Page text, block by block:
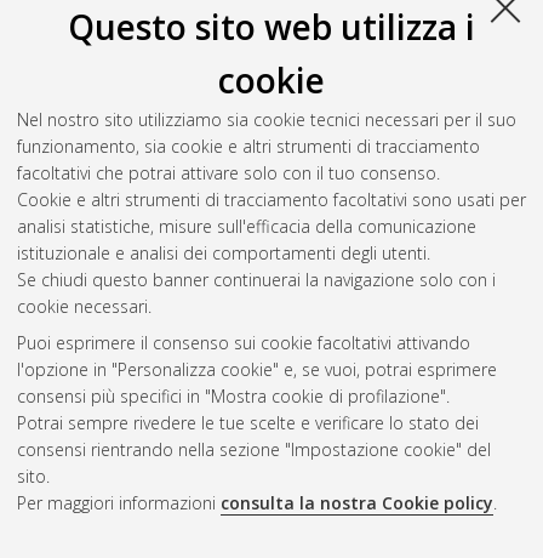
Questo sito web utilizza i
cookie
Nel nostro sito utilizziamo sia cookie tecnici necessari per il suo
funzionamento, sia cookie e altri strumenti di tracciamento
facoltativi che potrai attivare solo con il tuo consenso.
Cookie e altri strumenti di tracciamento facoltativi sono usati per
analisi statistiche, misure sull'efficacia della comunicazione
istituzionale e analisi dei comportamenti degli utenti.
Se chiudi questo banner continuerai la navigazione solo con i
cookie necessari.
Puoi esprimere il consenso sui cookie facoltativi attivando
l'opzione in "Personalizza cookie" e, se vuoi, potrai esprimere
consensi più specifici in "Mostra cookie di profilazione".
Potrai sempre rivedere le tue scelte e verificare lo stato dei
consensi rientrando nella sezione "Impostazione cookie" del
sito.
Per maggiori informazioni consulta la nostra Cookie policy.
2021(5)
2020(8)
2017(5)
2016(3)
2015 (1)
2014(2)
2013(1)
2012(1)
Atom
Rss 1.0
Rss 2.0
AMS Laurea